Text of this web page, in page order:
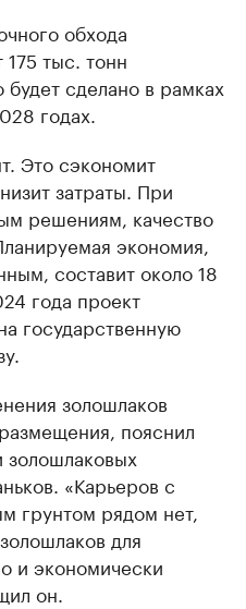
обхода
тыс. тонн
сделано в рамках
годах.
Это сэкономит
затраты. При
решениям, качество
экономия,
составит около 18
года проект
государственную
золошлаков
пояснил
золошлаковых
«Карьеров с
грунтом рядом нет,
для
и экономически
он.